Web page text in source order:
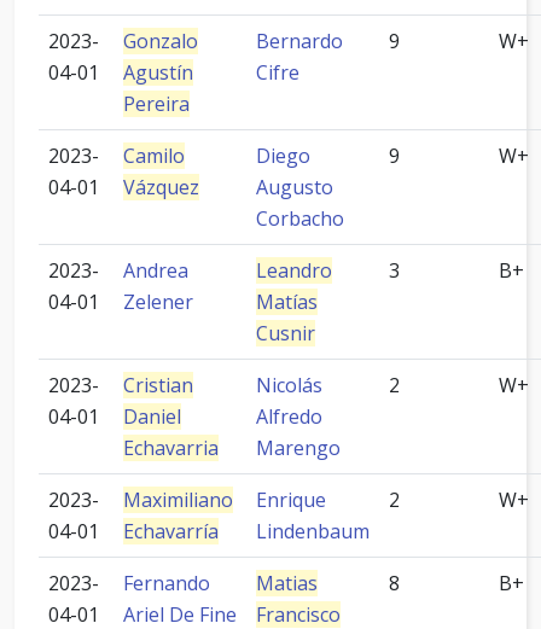
2023-
04-01
Gonzalo
Agustín
Pereira
Bernardo
Cifre
9 W+
2023-
04-01
Camilo
Vázquez
Diego
Augusto
Corbacho
9 W+
2023-
04-01
Andrea
Zelener
Leandro
Matías
Cusnir
3 B+
2023-
04-01
Cristian
Daniel
Echavarria
Nicolás
Alfredo
Marengo
2 W+
2023-
04-01
Maximiliano
Echavarría
Enrique
Lindenbaum
2 W+
2023-
04-01
Fernando
Ariel De Fine
Matias
Francisco
8 B+